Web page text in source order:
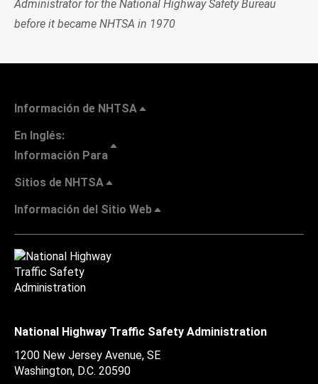
Administrator for the National Highway Safety Bureau
before it became NHTSA in 1970
Información de NHTSA
En Inglés:
Información Para
Sitios de NHTSA
Información del Sitio Web
National Highway Traffic Safety Administration
1200 New Jersey Avenue, SE
Washington, D.C. 20590